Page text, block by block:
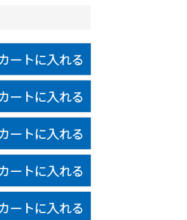
ートに入れる
ートに入れる
ートに入れる
ートに入れる
ートに入れる